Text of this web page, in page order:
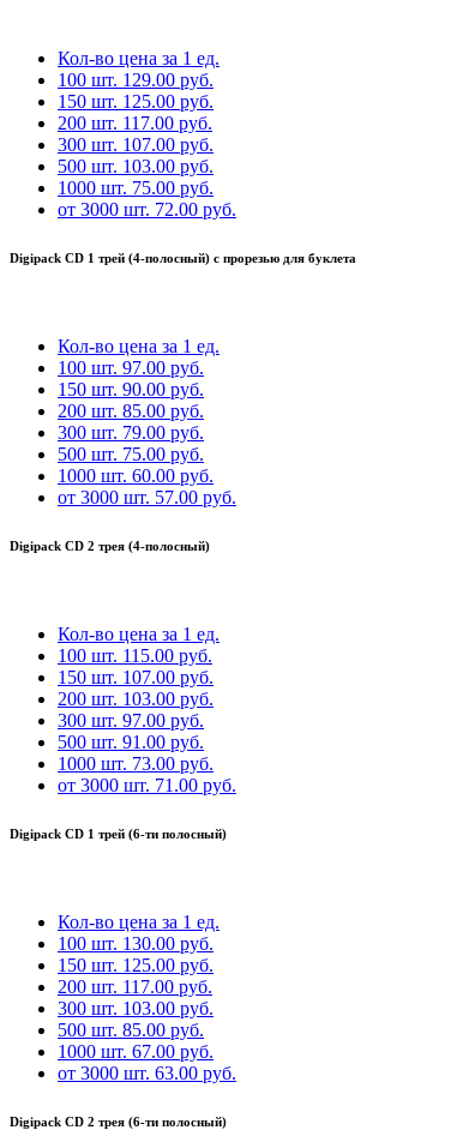
Кол-во цена за 1 ед.
100 шт. 129.00 руб.
150 шт. 125.00 руб.
200 шт. 117.00 руб.
300 шт. 107.00 руб.
500 шт. 103.00 руб.
1000 шт. 75.00 руб.
от 3000 шт. 72.00 руб.
Digipack CD 1 трей (4-полосный) с прорезью для буклета
Кол-во цена за 1 ед.
100 шт. 97.00 руб.
150 шт. 90.00 руб.
200 шт. 85.00 руб.
300 шт. 79.00 руб.
500 шт. 75.00 руб.
1000 шт. 60.00 руб.
от 3000 шт. 57.00 руб.
Digipack CD 2 трея (4-полосный)
Кол-во цена за 1 ед.
100 шт. 115.00 руб.
150 шт. 107.00 руб.
200 шт. 103.00 руб.
300 шт. 97.00 руб.
500 шт. 91.00 руб.
1000 шт. 73.00 руб.
от 3000 шт. 71.00 руб.
Digipack CD 1 трей (6-ти полосный)
Кол-во цена за 1 ед.
100 шт. 130.00 руб.
150 шт. 125.00 руб.
200 шт. 117.00 руб.
300 шт. 103.00 руб.
500 шт. 85.00 руб.
1000 шт. 67.00 руб.
от 3000 шт. 63.00 руб.
Digipack CD 2 трея (6-ти полосный)